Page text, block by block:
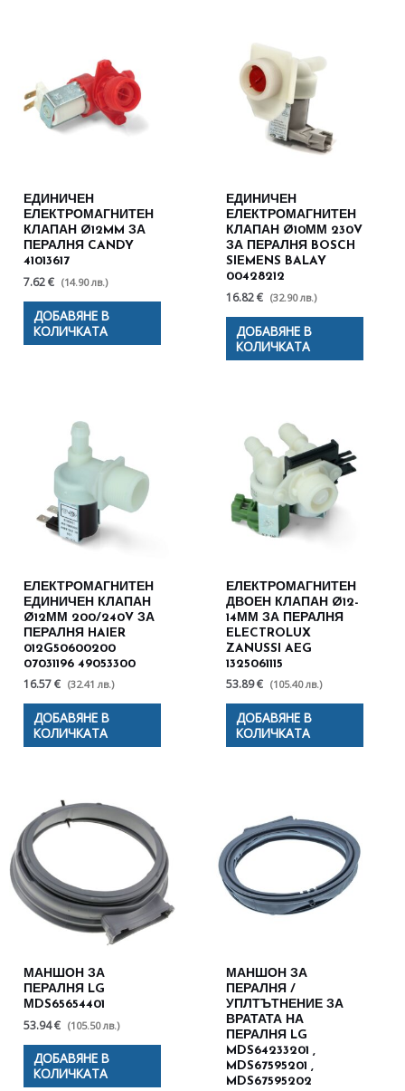
ЕДИНИЧЕН
ЕЛЕКТРОМАГНИТЕН
КЛАПАН Ø12MM ЗА
ПЕРАЛНЯ CANDY
41013617
7.62 € (14.90 лв.)
ДОБАВЯНЕ В
КОЛИЧКАТА
ЕДИНИЧЕН
ЕЛЕКТРОМАГНИТЕН
КЛАПАН Ø10ММ 230V
ЗА ПЕРАЛНЯ BOSCH
SIEMENS BALAY
00428212
16.82 € (32.90 лв.)
ДОБАВЯНЕ В
КОЛИЧКАТА
ЕЛЕКТРОМАГНИТЕН
ЕДИНИЧЕН КЛАПАН
Ø12ММ 200/240V ЗА
ПЕРАЛНЯ HAIER
012G50600200
07031196 49053300
16.57 € (32.41 лв.)
ДОБАВЯНЕ В
КОЛИЧКАТА
ЕЛЕКТРОМАГНИТЕН
ДВОЕН КЛАПАН Ø12-
14ММ ЗА ПЕРАЛНЯ
ELECTROLUX
ZANUSSI AEG
1325061115
53.89 € (105.40 лв.)
ДОБАВЯНЕ В
КОЛИЧКАТА
МАНШОН ЗА
ПЕРАЛНЯ LG
МDS65654401
53.94 € (105.50 лв.)
ДОБАВЯНЕ В
КОЛИЧКАТА
МАНШОН ЗА
ПЕРАЛНЯ /
УПЛТЪТНЕНИЕ ЗА
ВРАТАТА НА
ПЕРАЛНЯ LG
MDS64233201 ,
MDS67595201 ,
MDS67595202